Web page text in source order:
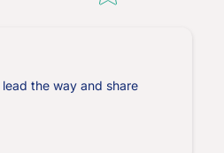
the way and share